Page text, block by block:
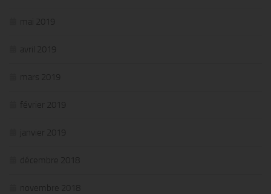
mai 2019
avril 2019
mars 2019
février 2019
janvier 2019
décembre 2018
novembre 2018